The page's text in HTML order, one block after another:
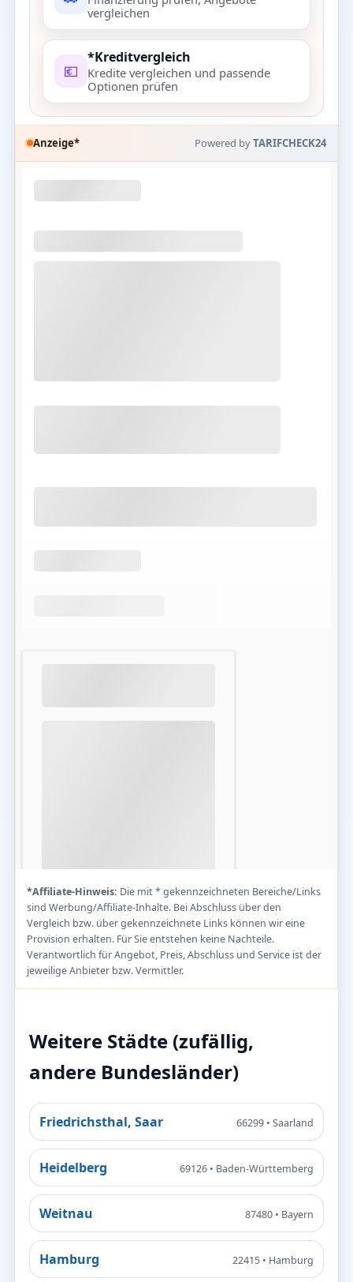
vergleichen
💶
*Kreditvergleich
Kredite vergleichen und passende
Optionen prüfen
Anzeige* Powered byTARIFCHECK24
*Affiliate-Hinweis: Die mit * gekennzeichneten Bereiche/Links
sind Werbung/Affiliate-Inhalte. Bei Abschluss über den
Vergleich bzw. über gekennzeichnete Links können wir eine
Provision erhalten. Für Sie entstehen keine Nachteile.
Verantwortlich für Angebot, Preis, Abschluss und Service ist der
jeweilige Anbieter bzw. Vermittler.
Weitere Städte (zufällig,
andere Bundesländer)
Friedrichsthal, Saar 66299 • Saarland
Heidelberg 69126 • Baden-Württemberg
Weitnau 87480 • Bayern
Hamburg 22415 • Hamburg